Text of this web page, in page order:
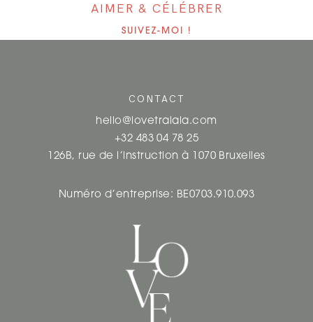
AIMER & CÉLÉBRER
SUIVEZ-MOI !
CONTACT
hello@lovetralala.com
+32 483 04 78 25
126B, rue de l’instruction à 1070 Bruxelles
Numéro d’entreprise: BE0703.910.093